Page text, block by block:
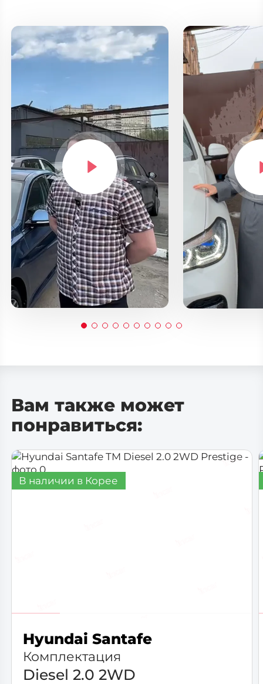
Вам также может
понравиться:
В наличии в Корее
Hyundai Santafe
Комплектация
Diesel 2.0 2WD
Выберитесвой город
Санкт-
Новосибирск
Казань
Красноярск
Нижний Новгород
Челябинск
Уфа
Самара
Ростов-на-Дону
Краснодар
Омск
Воронеж
Пермь
Волгоград
Саратов
Тюмень
Тольятти
Махачкала
Барнаул
Ижевск